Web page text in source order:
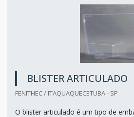
BLISTER ARTICULADO
FENITHEC / ITAQUAQUECETUBA - SP
O blister articulado é um tipo de